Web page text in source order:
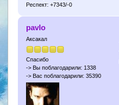
Респект: +7343/-0
pavlo
Аксакал
Спасибо
-> Вы поблагодарили: 1338
-> Вас поблагодарили: 35390